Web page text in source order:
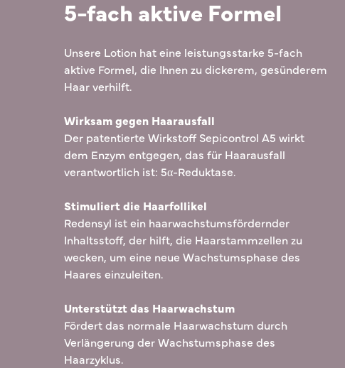
5-fach aktive Formel
Unsere Lotion hat eine leistungsstarke 5-fach
aktive Formel, die Ihnen zu dickerem, gesünderem
Haar verhilft.
Wirksam gegen Haarausfall
Der patentierte Wirkstoff Sepicontrol A5 wirkt
dem Enzym entgegen, das für Haarausfall
verantwortlich ist: 5α-Reduktase.
Stimuliert die Haarfollikel
Redensyl ist ein haarwachstumsfördernder
Inhaltsstoff, der hilft, die Haarstammzellen zu
wecken, um eine neue Wachstumsphase des
Haares einzuleiten.
Unterstützt das Haarwachstum
Fördert das normale Haarwachstum durch
Verlängerung der Wachstumsphase des
Haarzyklus.